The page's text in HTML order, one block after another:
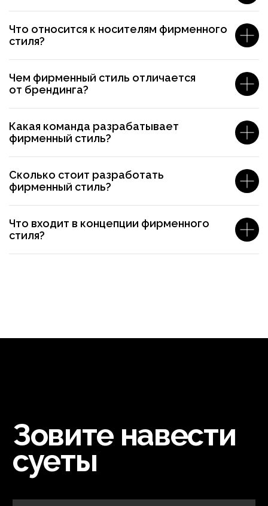
Что относится к носителям фирменного
стиля?
Чем фирменный стиль отличается
от брендинга?
Какая команда разрабатывает
фирменный стиль?
Сколько стоит разработать
фирменный стиль?
Что входит в концепции фирменного
стиля?